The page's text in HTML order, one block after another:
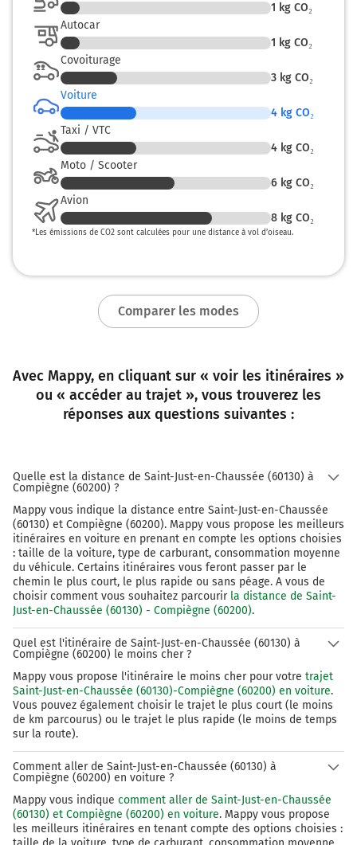
1 kg CO₂
Autocar
1 kg CO₂
Covoiturage
3 kg CO₂
Voiture
4 kg CO₂
Taxi / VTC
4 kg CO₂
Moto / Scooter
6 kg CO₂
Avion
8 kg CO₂
*Les émissions de CO2 sont calculées pour une distance à vol d’oiseau.
Comparer les modes
Avec Mappy, en cliquant sur « voir les itinéraires »
ou « accéder au trajet », vous trouverez les
réponses aux questions suivantes :
Quelle est la distance de Saint-Just-en-Chaussée (60130) à
Compiègne (60200) ?
Mappy vous indique la distance entre Saint-Just-en-Chaussée
(60130) et Compiègne (60200). Mappy vous propose les meilleurs
itinéraires en voiture en prenant en compte les options choisies
: taille de la voiture, type de carburant, consommation moyenne
du véhicule. Certains itinéraires vous feront passer par le
chemin le plus court, le plus rapide ou sans péage. A vous de
choisir comment vous souhaitez parcourir la distance de Saint-
Just-en-Chaussée (60130) - Compiègne (60200).
Quel est l'itinéraire de Saint-Just-en-Chaussée (60130) à
Compiègne (60200) le moins cher ?
Mappy vous propose l'itinéraire le moins cher pour votre trajet
Saint-Just-en-Chaussée (60130)-Compiègne (60200) en voiture.
Vous pouvez également choisir le trajet le plus court (le moins
de km parcourus) ou le trajet le plus rapide (le moins de temps
sur la route).
Comment aller de Saint-Just-en-Chaussée (60130) à
Compiègne (60200) en voiture ?
Mappy vous indique comment aller de Saint-Just-en-Chaussée
(60130) et Compiègne (60200) en voiture. Mappy vous propose
les meilleurs itinéraires en tenant compte des options choisies :